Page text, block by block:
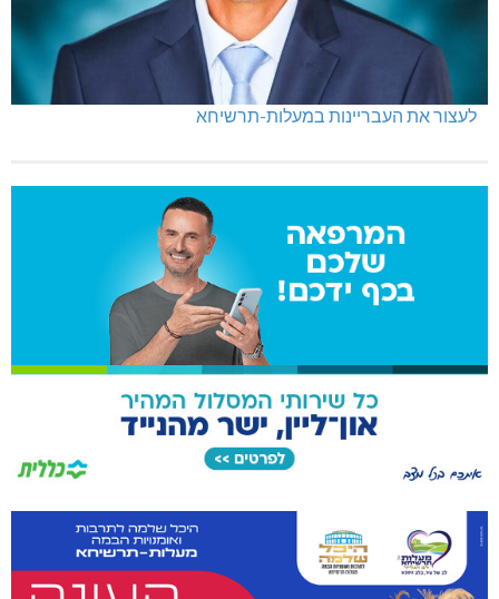
לעצור את העבריינות במעלות-תרשיחא